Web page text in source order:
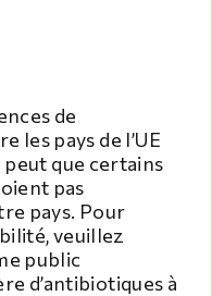
de
les pays de l’UE
peut que certains
pas
pays. Pour
veuillez
public
d’antibiotiques à